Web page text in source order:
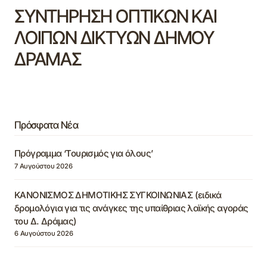
ΣΥΝΤΗΡΗΣΗ ΟΠΤΙΚΩΝ ΚΑΙ
ΛΟΙΠΩΝ ΔΙΚΤΥΩΝ ΔΗΜΟΥ
ΔΡΑΜΑΣ
Πρόσφατα Νέα
Πρόγραμμα ‘Τουρισμός για όλους’
7 Αυγούστου 2026
ΚΑΝΟΝΙΣΜΟΣ ΔΗΜΟΤΙΚΗΣ ΣΥΓΚΟΙΝΩΝΙΑΣ (ειδικά
δρομολόγια για τις ανάγκες της υπαίθριας λαϊκής αγοράς
του Δ. Δράμας)
6 Αυγούστου 2026